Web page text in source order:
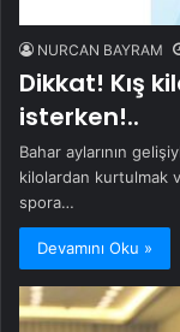
NURCAN BAYRAM
Dikkat! Kış
isterken!..
Bahar aylarının
kilolardan kurtulmak
spora…
Devamını Oku »